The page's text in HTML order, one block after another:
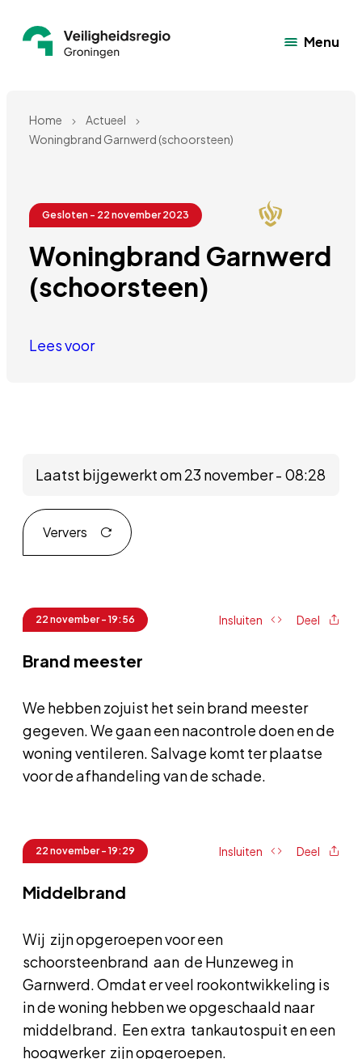
Menu
Home
Actueel
Woningbrand Garnwerd (schoorsteen)
Gesloten - 22 november 2023
Woningbrand Garnwerd
(schoorsteen)
Lees voor
Laatst bijgewerkt om 23 november - 08:28
Ververs
22 november - 19:56 Insluiten Deel
Brand meester
We hebben zojuist het sein brand meester
gegeven. We gaan een nacontrole doen en de
woning ventileren. Salvage komt ter plaatse
voor de afhandeling van de schade.
22 november - 19:29 Insluiten Deel
Middelbrand
Wij zijn opgeroepen voor een
schoorsteenbrand aan de Hunzeweg in
Garnwerd. Omdat er veel rookontwikkeling is
in de woning hebben we opgeschaald naar
middelbrand. Een extra tankautospuit en een
hoogwerker zijn opgeroepen.